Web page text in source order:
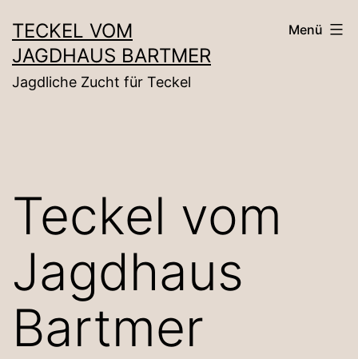
Inhalt
springen
TECKEL VOM
JAGDHAUS BARTMER
Jagdliche Zucht für Teckel
Menü
Teckel vom
Jagdhaus
Bartmer